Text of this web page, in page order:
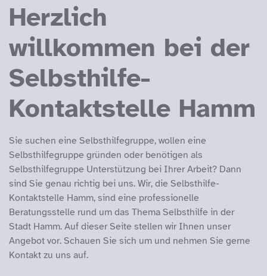
Herzlich
willkommen bei der
Selbsthilfe-
Kontaktstelle Hamm
Sie suchen eine Selbsthilfegruppe, wollen eine
Selbsthilfegruppe gründen oder benötigen als
Selbsthilfegruppe Unterstützung bei Ihrer Arbeit? Dann
sind Sie genau richtig bei uns. Wir, die Selbsthilfe-
Kontaktstelle Hamm, sind eine professionelle
Beratungsstelle rund um das Thema Selbsthilfe in der
Stadt Hamm. Auf dieser Seite stellen wir Ihnen unser
Angebot vor. Schauen Sie sich um und nehmen Sie gerne
Kontakt zu uns auf.